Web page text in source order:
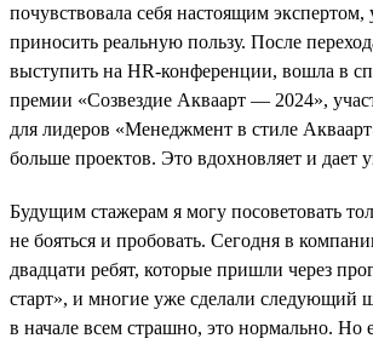
почувствовала себя настоящим экспертом,
приносить реальную пользу. После
выступить на HR-конференции, вошла в
премии «Созвездие Акваарт — 2024»,
для лидеров «Менеджмент в стиле
больше проектов. Это вдохновляет и дает
Будущим стажерам я могу посоветовать
не бояться и пробовать. Сегодня в
двадцати ребят, которые пришли через
старт», и многие уже сделали следующий
в начале всем страшно, это нормально. Но